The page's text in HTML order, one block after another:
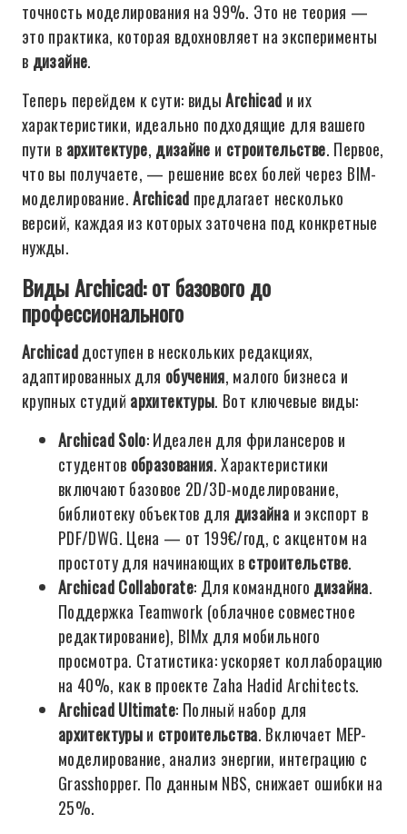
точность моделирования на 99%. Это не теория —
это практика, которая вдохновляет на эксперименты
в дизайне.
Теперь перейдем к сути: видыArchicad и их
характеристики, идеально подходящие для вашего
пути в архитектуре, дизайне и строительстве. Первое,
что вы получаете, — решение всех болей через BIM-
моделирование.Archicad предлагает несколько
версий, каждая из которых заточена под конкретные
нужды.
Виды Archicad: от базового до
профессионального
Archicadдоступен в нескольких редакциях,
адаптированных для обучения, малого бизнеса и
крупных студий архитектуры. Вот ключевые виды:
Archicad Solo: Идеален для фрилансеров и
студентов образования. Характеристики
включают базовое 2D/3D-моделирование,
библиотеку объектов для дизайна и экспорт в
PDF/DWG. Цена — от 199€/год, с акцентом на
простоту для начинающих встроительстве.
Archicad Collaborate: Для командного дизайна.
Поддержка Teamwork (облачное совместное
редактирование), BIMx для мобильного
просмотра. Статистика: ускоряет коллаборацию
на 40%, как в проекте Zaha Hadid Architects.
Archicad Ultimate: Полный набор для
архитектурыи строительства. Включает MEP-
моделирование, анализ энергии, интеграцию с
Grasshopper. По данным NBS, снижает ошибки на
25%.